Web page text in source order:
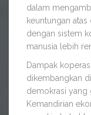
dalam
keuntungan
dengan sistem
manusia lebih
Dampak
dikembangkan
demokrasi yang
Kemandirian